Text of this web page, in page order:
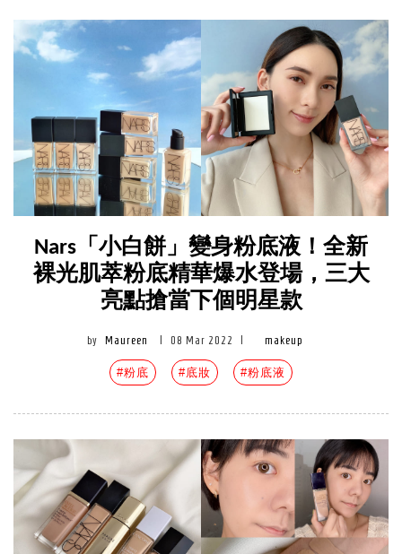
Nars「小白餅」變身粉底液！全新
裸光肌萃粉底精華爆水登場，三大
亮點搶當下個明星款
by Maureen 08 Mar 2022 makeup
#粉底 #底妝 #粉底液